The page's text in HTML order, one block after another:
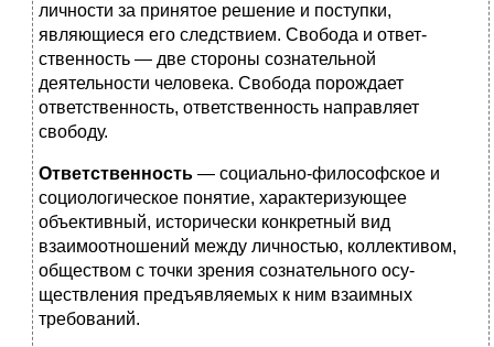
личности за принятое решение и поступки,
являющиеся его следствием. Свобода и ответ­
ственность — две стороны сознательной
деятельности че­ловека. Свобода порождает
ответственность, ответственность направляет
свободу.
Ответственность — социально-философское и
социоло­гическое понятие, характеризующее
объективный, истори­чески конкретный вид
взаимоотношений между личностью, коллективом,
обществом с точки зрения сознательного осу­
ществления предъявляемых к ним взаимных
требований.